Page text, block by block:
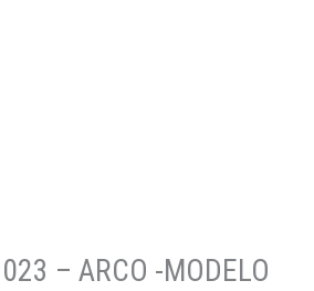
– ARCO -MODELO